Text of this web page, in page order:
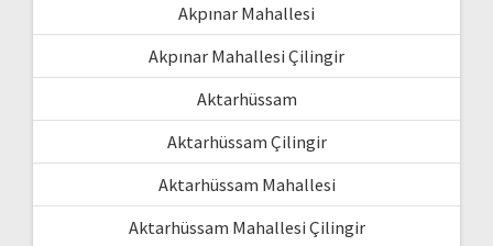
Akpınar Mahallesi
Akpınar Mahallesi Çilingir
Aktarhüssam
Aktarhüssam Çilingir
Aktarhüssam Mahallesi
Aktarhüssam Mahallesi Çilingir